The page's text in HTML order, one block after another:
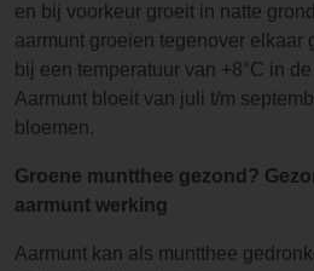
en bij voorkeur groeit in natte
aarmunt groeien tegenover elkaar
bij een temperatuur van +8°C in
Aarmunt bloeit van juli t/m
bloemen.
Groene muntthee gezond?
aarmunt werking
Aarmunt kan als muntthee